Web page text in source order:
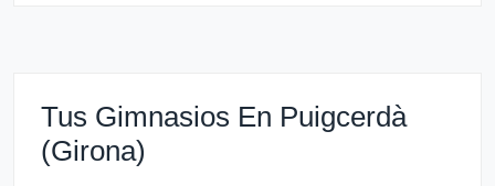
Tus Gimnasios En Puigcerdà
(Girona)